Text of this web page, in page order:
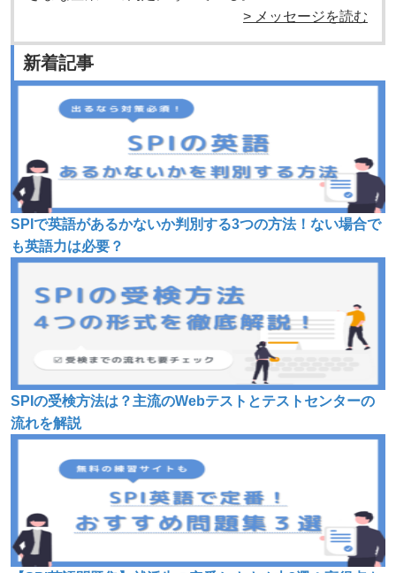
> メッセージを読む
新着記事
SPIで英語があるかないか判別する3つの方法！ない場合で
も英語力は必要？
SPIの受検方法は？主流のWebテストとテストセンターの
流れを解説